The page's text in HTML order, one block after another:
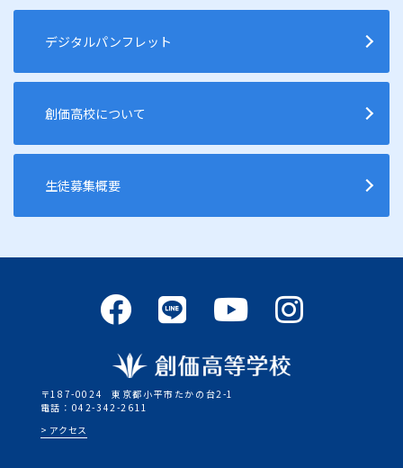
デジタルパンフレット
創価高校について
生徒募集概要
〒187-0024
東京都小平市たかの台2-1
電話：042-342-2611
アクセス